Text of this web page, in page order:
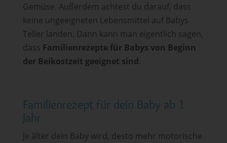
Gemüse. Außerdem achtest du darauf, dass
keine ungeeigneten Lebensmittel auf Babys
Teller landen. Dann kann man eigentlich sagen,
dass Familienrezepte für Babys von Beginn
der Beikostzeit geeignet sind.
Familienrezept für dein Baby ab 1
Jahr
Je älter dein Baby wird, desto mehr motorische